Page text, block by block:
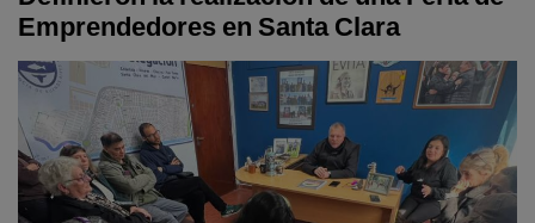
Emprendedores en Santa Clara